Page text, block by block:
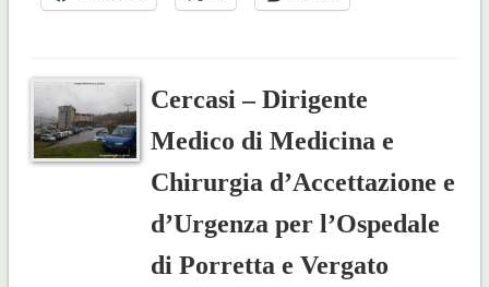
Cercasi – Dirigente
Medico di Medicina e
Chirurgia d’Accettazione e
d’Urgenza per l’Ospedale
di Porretta e Vergato